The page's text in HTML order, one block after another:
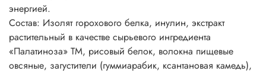
энергией.
Состав: Изолят горохового белка, инулин, экстракт
растительный в качестве сырьевого ингредиента
«Палатиноза» ТМ, рисовый белок, волокна пищевые
овсяные, загустители (гуммиарабик, ксантановая камедь),